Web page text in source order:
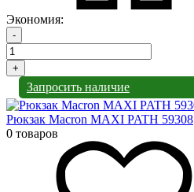
Экономия:
-
+
Запросить наличие
Рюкзак Macron MAXI PATH 59308
0 товаров